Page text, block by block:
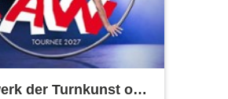
der Turnkunst on